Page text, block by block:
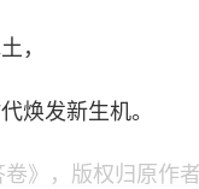
，
焕发新生机。
》，版权归原作